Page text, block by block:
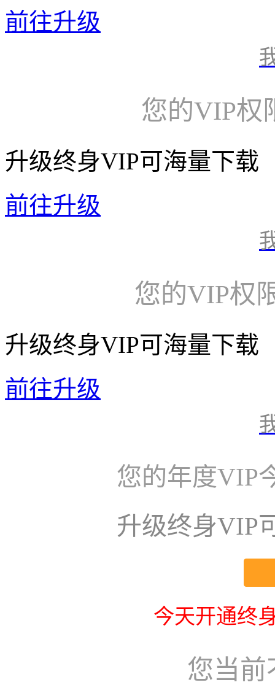
前往升级
您的VIP权
升级终身VIP可海量下载
前往升级
您的VIP权
升级终身VIP可海量下载
前往升级
您的年度VIP
升级终身VIP
今天开通终
您当前